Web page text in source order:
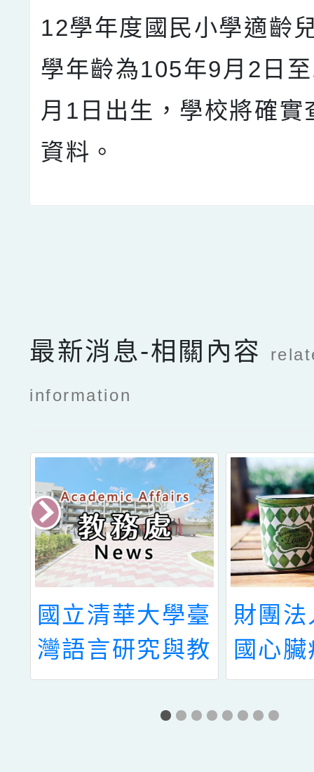
12學年度國民小學適齡
學年齡為105年9月2日
月1日出生，學校將確實
資料。
最新消息-相關內容
information
國立清華大學臺
灣語言研究與教
學研究所辦理教
育部115年度
財團
國心
金會
獎勵